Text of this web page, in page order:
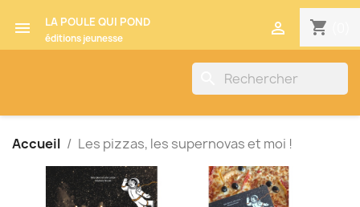
 LA POULE QUI POND
éditions jeunesse
shopping_cart

Accueil Les pizzas, les supernovas et moi !